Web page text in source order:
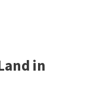
in